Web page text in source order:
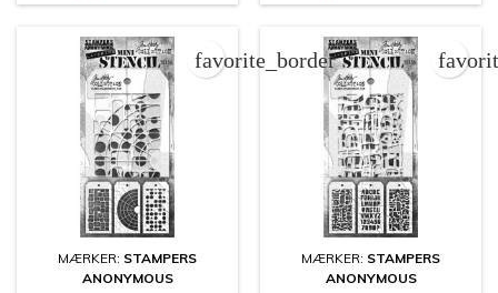
MÆRKER: STAMPERS
ANONYMOUS
favorite_border
MÆRKER: STAMPERS
ANONYMOUS